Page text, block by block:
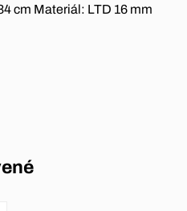
cm Materiál: LTD 16 mm